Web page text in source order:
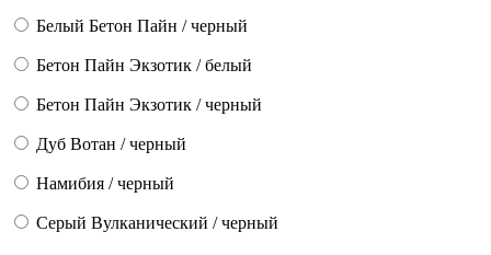
Белый Бетон Пайн / черный
Бетон Пайн Экзотик / белый
Бетон Пайн Экзотик / черный
Дуб Вотан / черный
Намибия / черный
Серый Вулканический / черный